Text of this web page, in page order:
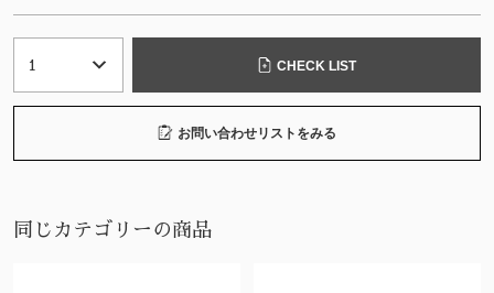
CHECK LIST
お問い合わせリストをみる
同じカテゴリーの商品